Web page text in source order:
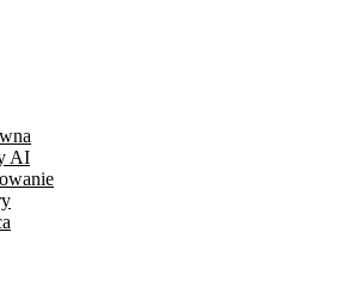
AI